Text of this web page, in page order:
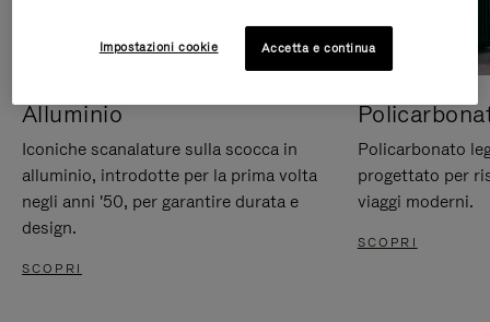
Alluminio
Iconiche scanalature sulla scocca in
alluminio, introdotte per la prima volta
negli anni '50, per garantire durata e
design.
SCOPRI
Policarbonato
progettato per
viaggi moderni.
SCOPRI
Impostazioni cookie Accetta e continua